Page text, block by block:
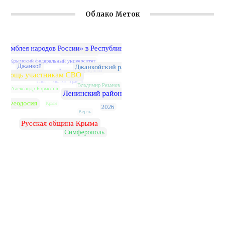
Облако Меток